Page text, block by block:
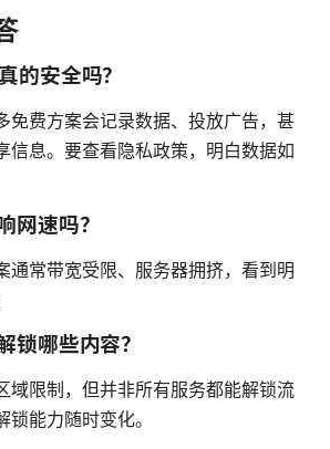
的安全吗？
免费方案会记录数据、投放广告，甚
信息。要查看隐私政策，明白数据如
网速吗？
通常带宽受限、服务器拥挤，看到明
锁哪些内容？
域限制，但并非所有服务都能解锁流
能力随时变化。